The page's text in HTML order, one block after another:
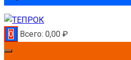
0 Всего: 0,00 ₽